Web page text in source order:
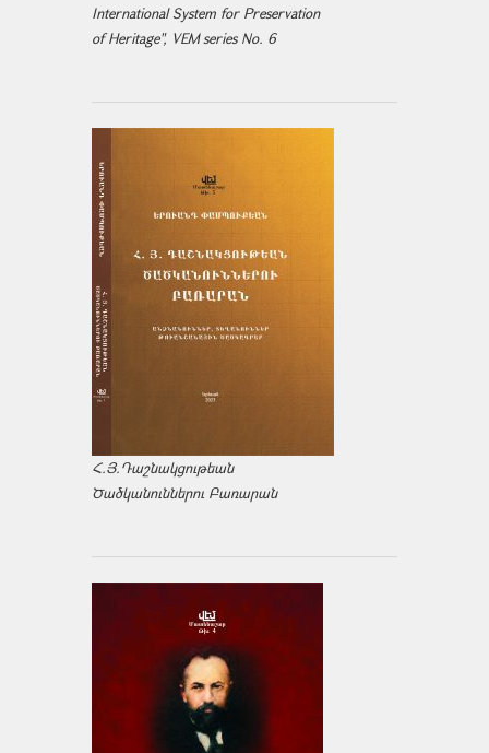
International System for Preservation
of Heritage", VEM series No. 6
Հ.Յ.Դաշնակցութեան
Ծածկանուններու Բառարան